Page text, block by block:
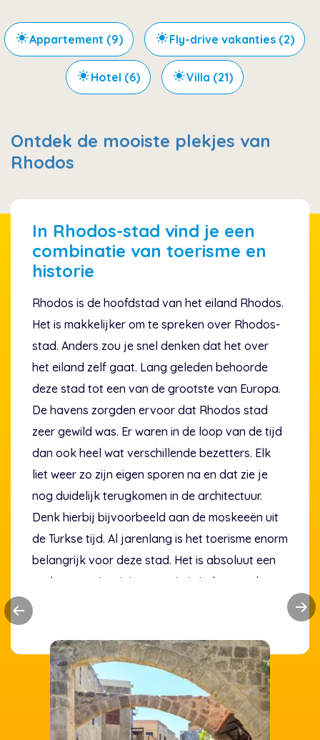
Appartement (9) Fly-drive vakanties (2)
Hotel (6) Villa (21)
Ontdek de mooiste plekjes van
Rhodos
In Rhodos-stad vind je een
combinatie van toerisme en
historie
Rhodos is de hoofdstad van het eiland Rhodos.
Het is makkelijker om te spreken over Rhodos-
stad. Anders zou je snel denken dat het over
het eiland zelf gaat. Lang geleden behoorde
deze stad tot een van de grootste van Europa.
De havens zorgden ervoor dat Rhodos stad
zeer gewild was. Er waren in de loop van de tijd
dan ook heel wat verschillende bezetters. Elk
liet weer zo zijn eigen sporen na en dat zie je
nog duidelijk terugkomen in de architectuur.
Denk hierbij bijvoorbeeld aan de moskeeën uit
de Turkse tijd. Al jarenlang is het toerisme enorm
belangrijk voor deze stad. Het is absoluut een
topbestemming. Wat moet je in ieder geval
gezien hebben?
• Akropolis van Rhodos
• Paleis van de Grootmeesters
• De vestinggracht
• De Ridderstraat
• Elli Beach